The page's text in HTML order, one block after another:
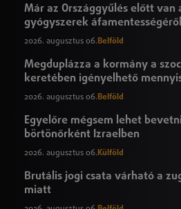
Már az Országgyűlés előtt van
gyógyszerek
törvényjavaslat
2026. augusztus 06.Belföld
Megduplázza a kormány a
keretében igényelhető
2026. augusztus 06.Belföld
Egyelőre mégsem lehet
börtönőrként Izraelben
2026. augusztus 06. Külföld
Brutális jogi csata várható a
miatt